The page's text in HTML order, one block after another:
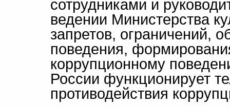
сотрудниками и
ведении Министерства
запретов, ограничений,
поведения,
коррупционному
России функционирует
противодействия